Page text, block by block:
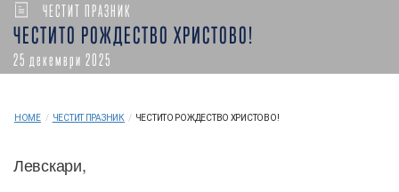
ЧЕСТИТ ПРАЗНИК
ЧЕСТИТО РОЖДЕСТВО ХРИСТОВО!
25 декември 2025
HOME / ЧЕСТИТ ПРАЗНИК / ЧЕСТИТО РОЖДЕСТВО ХРИСТОВО!
Левскари,